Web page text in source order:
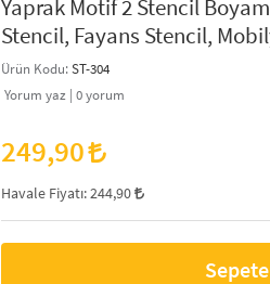
Yaprak Motif 2 Stencil
Stencil, Fayans Stencil,
Ürün Kodu:ST-304
Yorum yaz | 0yorum
249,90
Havale Fiyatı:244,90